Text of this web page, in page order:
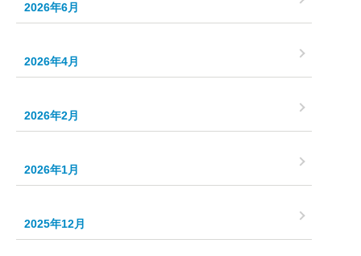
2026年6月
2026年4月
2026年2月
2026年1月
2025年12月